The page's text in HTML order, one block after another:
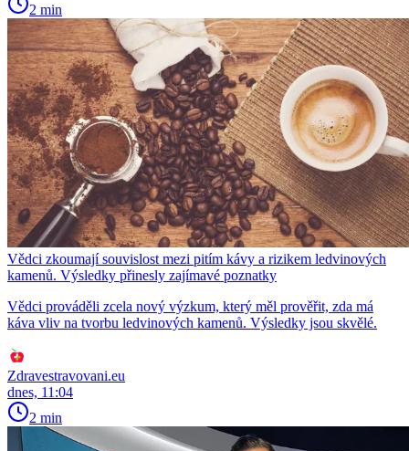
2 min
Vědci zkoumají souvislost mezi pitím kávy a rizikem ledvinových
kamenů. Výsledky přinesly zajímavé poznatky
Vědci prováděli zcela nový výzkum, který měl prověřit, zda má
káva vliv na tvorbu ledvinových kamenů. Výsledky jsou skvělé.
Zdravestravovani.eu
dnes, 11:04
2 min